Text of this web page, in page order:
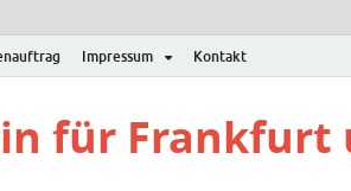
Impressum Kontakt
für Frankfurt